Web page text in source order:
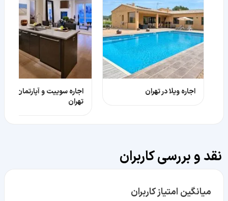
اجاره ویلا در تهران
اجاره سوییت و آپارتمان در
تهران
نقد و بررسی کاربران
میانگین امتیاز کاربران